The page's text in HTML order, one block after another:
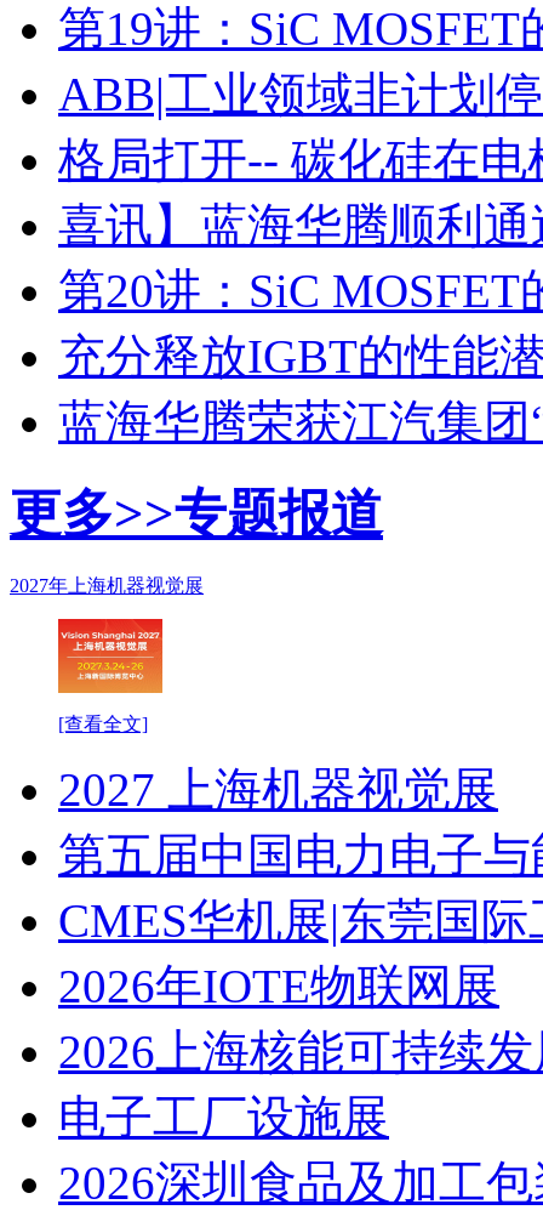
第19讲：SiC
ABB|工业领域非计划
格局打开-- 碳化硅在
喜讯】蓝海华腾顺利通
第20讲：SiC
充分释放IGBT的性能
蓝海华腾荣获江汽集
更多>>专题报道
2027年上海机器视觉展
[查看全文]
2027 上海机器视觉展
第五届中国电力电子
CMES华机展|东莞国
2026年IOTE物联网展
2026上海核能可持续
电子工厂设施展
2026深圳食品及加工